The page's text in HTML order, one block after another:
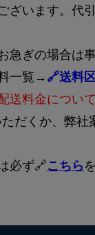
ざいます。代
急ぎの場合は
一覧→🔗送料
送料金につい
だくか、弊社
必ず🔗こちら